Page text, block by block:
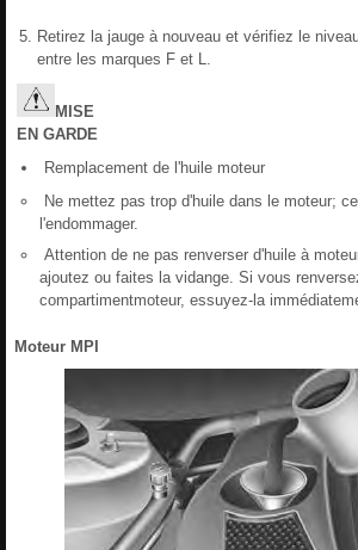
Retirez la jauge à nouveau et vérifiez le
entre les marques F et L.
MISE
EN GARDE
Remplacement de l'huile moteur
Ne mettez pas trop d'huile dans le moteur;
l'endommager.
Attention de ne pas renverser d'huile à
ajoutez ou faites la vidange. Si vous
compartimentmoteur, essuyez-la
Moteur MPI